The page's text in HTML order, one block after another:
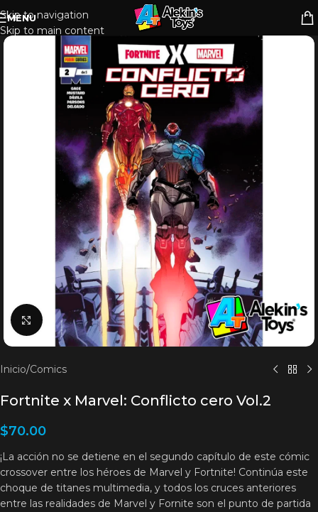
Skip to navigation
Skip to main content
MENU
Clic para agrandar
Inicio/Comics
Fortnite x Marvel: Conflicto cero Vol.2
$70.00
¡La acción no se detiene en el segundo capítulo de este cómic
crossover entre los héroes de Marvel y Fortnite! Continúa este
choque de titanes multimedia, y todos los cruces anteriores
entre las realidades de Marvel y Fornite son el punto de partida